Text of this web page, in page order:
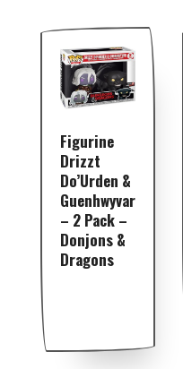
Figurine
Drizzt
Do’Urden &
Guenhwyvar
– 2 Pack –
Donjons &
Dragons